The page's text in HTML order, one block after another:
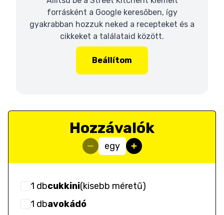
forrásként a Google keresőben, így
gyakrabban hozzuk neked a recepteket és a
cikkeket a találataid között.
Beállítom
Hozzávalók
egy
1 dbcukkini(kisebb méretű)
1 dbavokádó